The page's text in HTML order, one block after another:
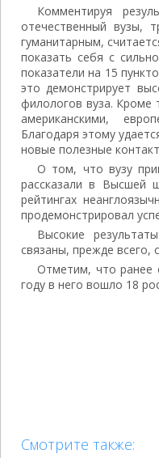
Комментируя
отечественный вузы,
гуманитарным,
показать себя с
показатели на 15
это демонстрирует
филологов вуза. Кроме
американскими,
Благодаря этому
новые полезные
О том, что вузу
рассказали в Высшей
рейтингах
продемонстрировал
Высокие
связаны, прежде всего,
Отметим, что ранее
году в него вошло 18
Смотрите также: